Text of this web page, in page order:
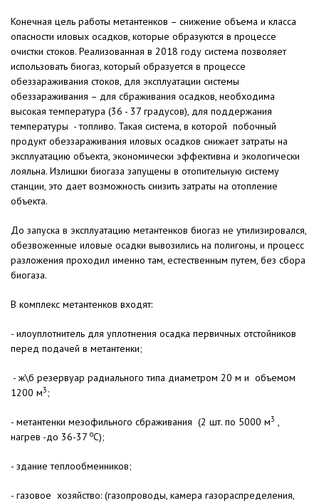
Конечная цель работы метантенков – снижение объема и класса
опасности иловых осадков, которые образуются в процессе
очистки стоков. Реализованная в 2018 году система позволяет
использовать биогаз, который образуется в процессе
обеззараживания стоков, для эксплуатации системы
обеззараживания – для сбраживания осадков, необходима
высокая температура (36 - 37 градусов), для поддержания
температуры - топливо. Такая система, в которой побочный
продукт обеззараживания иловых осадков снижает затраты на
эксплуатацию объекта, экономически эффективна и экологически
лояльна. Излишки биогаза запущены в отопительную систему
станции, это дает возможность снизить затраты на отопление
объекта.
До запуска в эксплуатацию метантенков биогаз не утилизировался,
обезвоженные иловые осадки вывозились на полигоны, и процесс
разложения проходил именно там, естественным путем, без сбора
биогаза.
В комплекс метантенков входят:
- илоуплотнитель для уплотнения осадка первичных отстойников
перед подачей в метантенки;
- ж\б резервуар радиального типа диаметром 20 м и объемом
1200 м3;
- метантенки мезофильного сбраживания (2 шт. по 5000 м3 ,
нагрев -до 36-37 оС);
- здание теплообменников;
- газовое хозяйство: (газопроводы, камера газораспределения,